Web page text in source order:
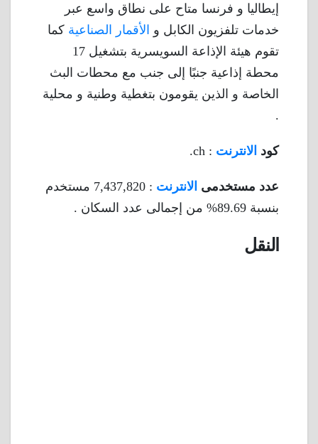
إيطاليا و فرنسا متاح على نطاق واسع عبر
خدمات تلفزيون الكابل و الأقمار الصناعية كما
تقوم هيئة الإذاعة السويسرية بتشغيل 17
محطة إذاعية جنبًا إلى جنب مع محطات البث
الخاصة و الذين يقومون بتغطية وطنية و محلية
.
كود الانترنت : ch.
عدد مستخدمى الانترنت
: 7,437,820 مستخدم
بنسبة 89.69% من إجمالى عدد السكان .
النقل